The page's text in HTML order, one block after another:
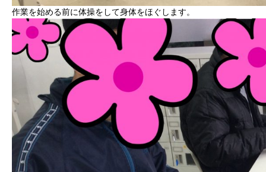
作業を始める前に体操をして身体をほぐします。